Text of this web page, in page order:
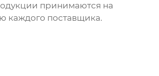
принимаются на
каждого поставщика.